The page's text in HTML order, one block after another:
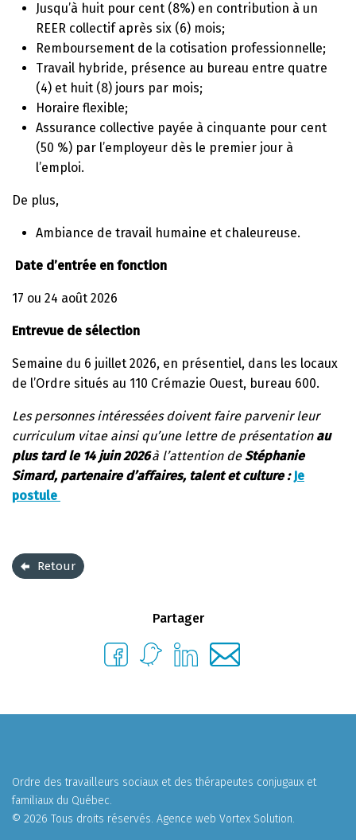
Jusqu’à huit pour cent (8%) en contribution à un
REER collectif après six (6) mois;
Remboursement de la cotisation professionnelle;
Travail hybride, présence au bureau entre quatre
(4) et huit (8) jours par mois;
Horaire flexible;
Assurance collective payée à cinquante pour cent
(50 %) par l’employeur dès le premier jour à
l’emploi.
De plus,
Ambiance de travail humaine et chaleureuse.
Date d’entrée en fonction
17 ou 24 août 2026
Entrevue de sélection
Semaine du 6 juillet 2026, en présentiel, dans les locaux
de l’Ordre situés au 110 Crémazie Ouest, bureau 600.
Les personnes intéressées doivent faire parvenir leur
curriculum vitae ainsi qu’une lettre de présentation au
plus tard le 14 juin 2026à l’attention deStéphanie
Simard, partenaire d’affaires, talent et culture :Je
postule
Retour
Partager
Ordre des travailleurs sociaux et des thérapeutes conjugaux et
familiaux du Québec.
© 2026 Tous droits réservés. Agence web Vortex Solution.